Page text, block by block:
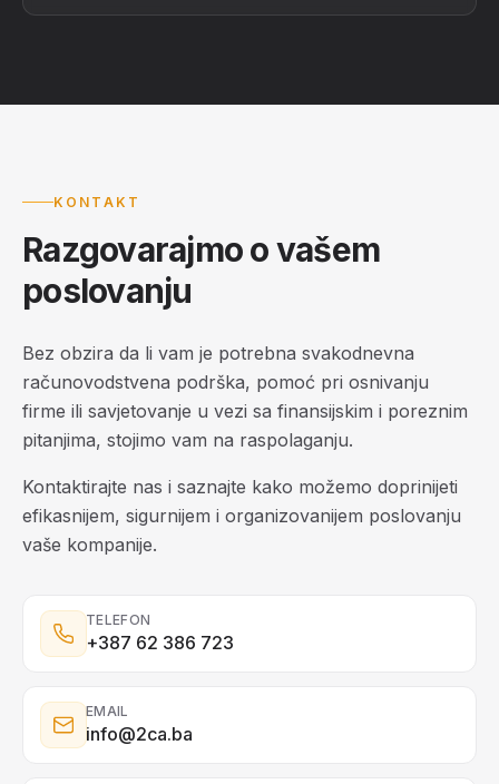
KONTAKT
Razgovarajmo o vašem
poslovanju
Bez obzira da li vam je potrebna svakodnevna
računovodstvena podrška, pomoć pri osnivanju
firme ili savjetovanje u vezi sa finansijskim i poreznim
pitanjima, stojimo vam na raspolaganju.
Kontaktirajte nas i saznajte kako možemo doprinijeti
efikasnijem, sigurnijem i organizovanijem poslovanju
vaše kompanije.
TELEFON
+387 62 386 723
EMAIL
info@2ca.ba